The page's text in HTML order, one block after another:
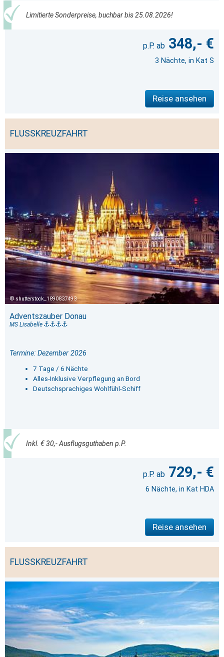
Limitierte Sonderpreise, buchbar bis 25.08.2026!
348,- €
3 Nächte, in Kat S
Reise ansehen
FLUSSKREUZFAHRT
shutterstock_1890837493
Adventszauber Donau
MS Lisabelle
Termine: Dezember 2026
7 Tage / 6 Nächte
Alles-Inklusive Verpflegung an Bord
Deutschsprachiges Wohlfühl-Schiff
Inkl. € 30,- Ausflugsguthaben p.P.
729,- €
6 Nächte, in Kat HDA
Reise ansehen
FLUSSKREUZFAHRT